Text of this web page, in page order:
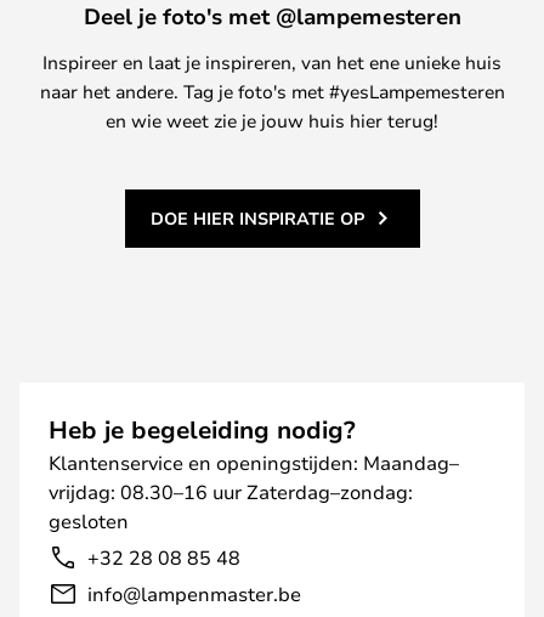
Deel je foto's met @lampemesteren
Inspireer en laat je inspireren, van het ene unieke huis
naar het andere. Tag je foto's met #yesLampemesteren
en wie weet zie je jouw huis hier terug!
DOE HIER INSPIRATIE OP
Heb je begeleiding nodig?
Klantenservice en openingstijden: Maandag–
vrijdag: 08.30–16 uur Zaterdag–zondag:
gesloten
+32 28 08 85 48
info@lampenmaster.be